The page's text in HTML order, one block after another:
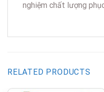
nghiệm chất lượng
RELATED PRODUCTS